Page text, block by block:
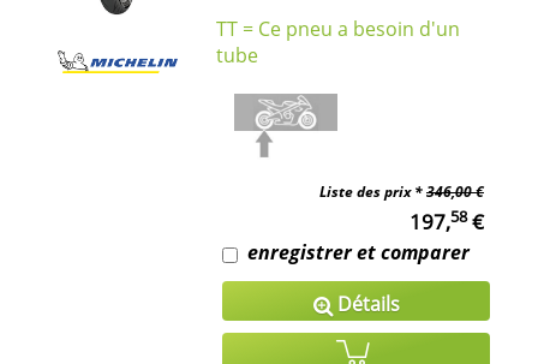
TT = Ce pneu a besoin d'un
tube
Liste des prix *346,00 €
197,58€
enregistrer et comparer
Détails